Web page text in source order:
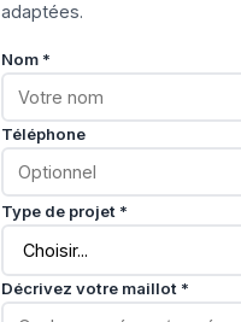
adaptées.
Nom *
Téléphone
Type de projet *
Décrivez votre maillot *